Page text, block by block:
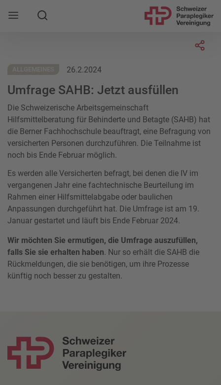
Mobile Navigation öffnen
Suche
ALLGEMEINES 26.2.2024
Umfrage SAHB: Jetzt ausfüllen
Die Schweizerische Arbeitsgemeinschaft
Hilfsmittelberatung für Behinderte und Betagte (SAHB) hat
die Berner Fachhochschule beauftragt, eine Befragung von
versicherten Personen durchzuführen. Die Teilnahme ist
noch bis Ende Februar möglich.
Es werden alle Versicherten befragt, bei denen die IV im
vergangenen Jahr eine fachtechnische Beurteilung im
Rahmen einer Hilfsmittelabgabe oder baulichen
Anpassungen durchgeführt hat. Die Umfrage ist am 19.
Januar gestartet und läuft bis Ende Februar 2024.
Wir möchten Sie ermutigen, die Umfrage auszufüllen,
falls Sie sie erhalten haben. Nur so erhält die SAHB die
Rückmeldungen, die sie benötigen, um ihre Prozesse
künftig noch besser zu gestalten.